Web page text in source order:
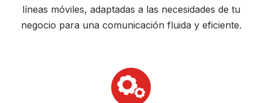
líneas móviles, adaptadas a las necesidades de tu
negocio para una comunicación fluida y eficiente.